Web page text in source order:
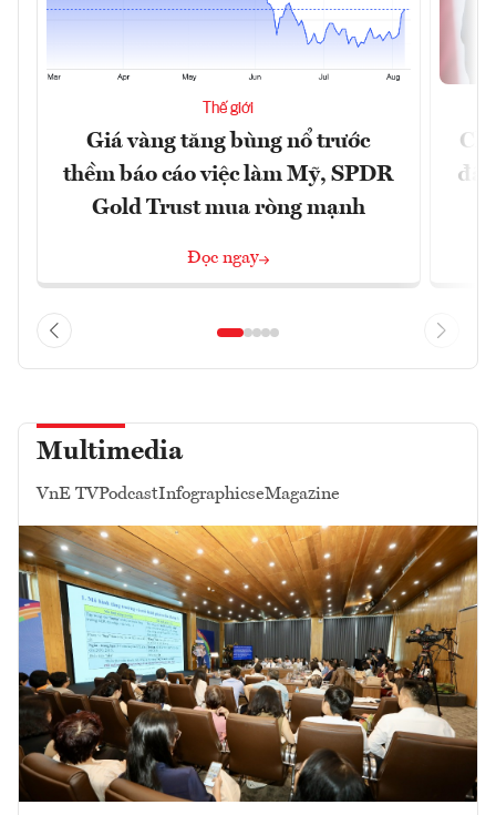
Thế giới
Giá vàng tăng bùng nổ trước
thềm báo cáo việc làm Mỹ, SPDR
Gold Trust mua ròng mạnh
Đọc ngay
đã
Multimedia
VnE TVPodcastInfographicseMagazine